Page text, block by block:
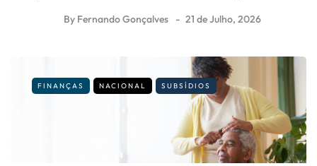
By Fernando Gonçalves 21 de Julho, 2026
FINANÇAS NACIONAL SUBSÍDIOS